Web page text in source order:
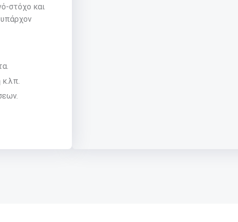
στόχο και